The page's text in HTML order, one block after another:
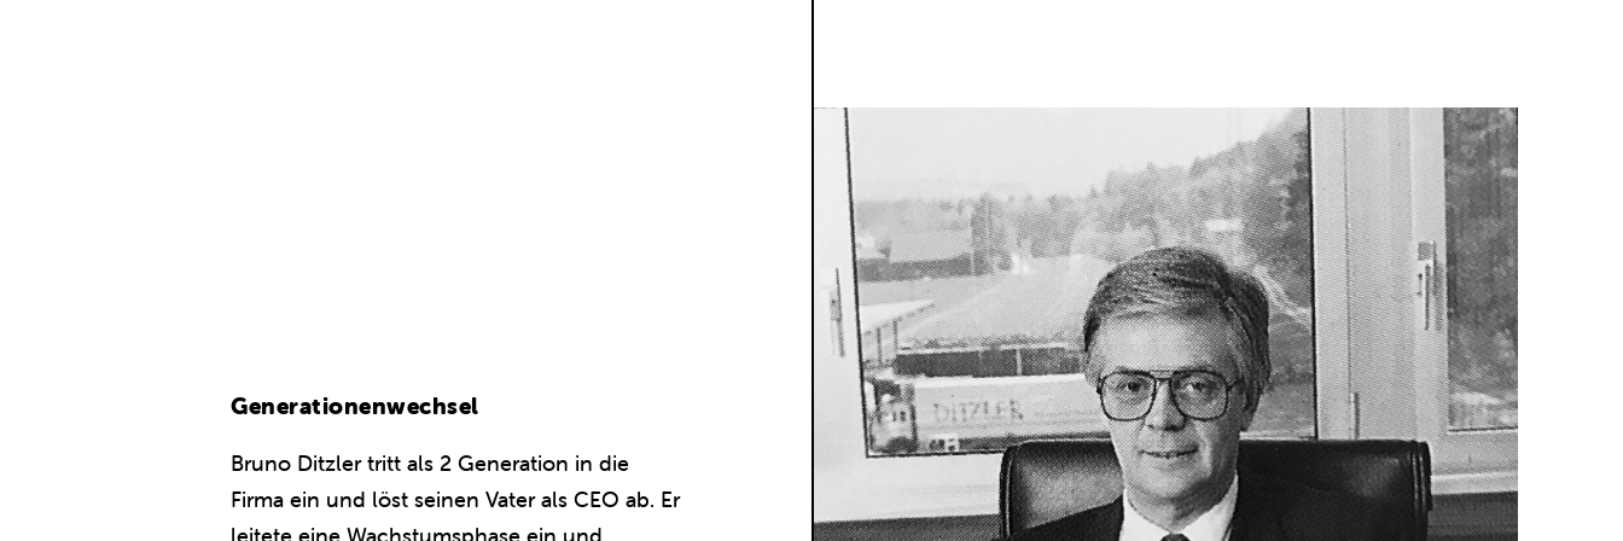
Generationenwechsel
Bruno Ditzler tritt als 2 Generation in die
Firma ein und löst seinen Vater als CEO ab. Er
leitete eine Wachstumsphase ein und